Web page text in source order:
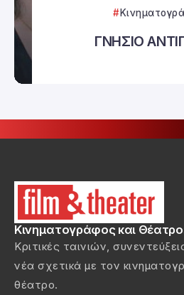
ΓΝΗΣΙΟ
Κινηματογράφος και
Κριτικές ταινιών,
νέα σχετικά με τον
θέατρο.